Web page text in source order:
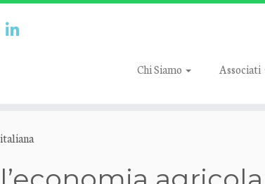
Chi Siamo Associati